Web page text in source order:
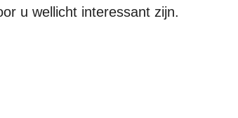
u wellicht interessant zijn.